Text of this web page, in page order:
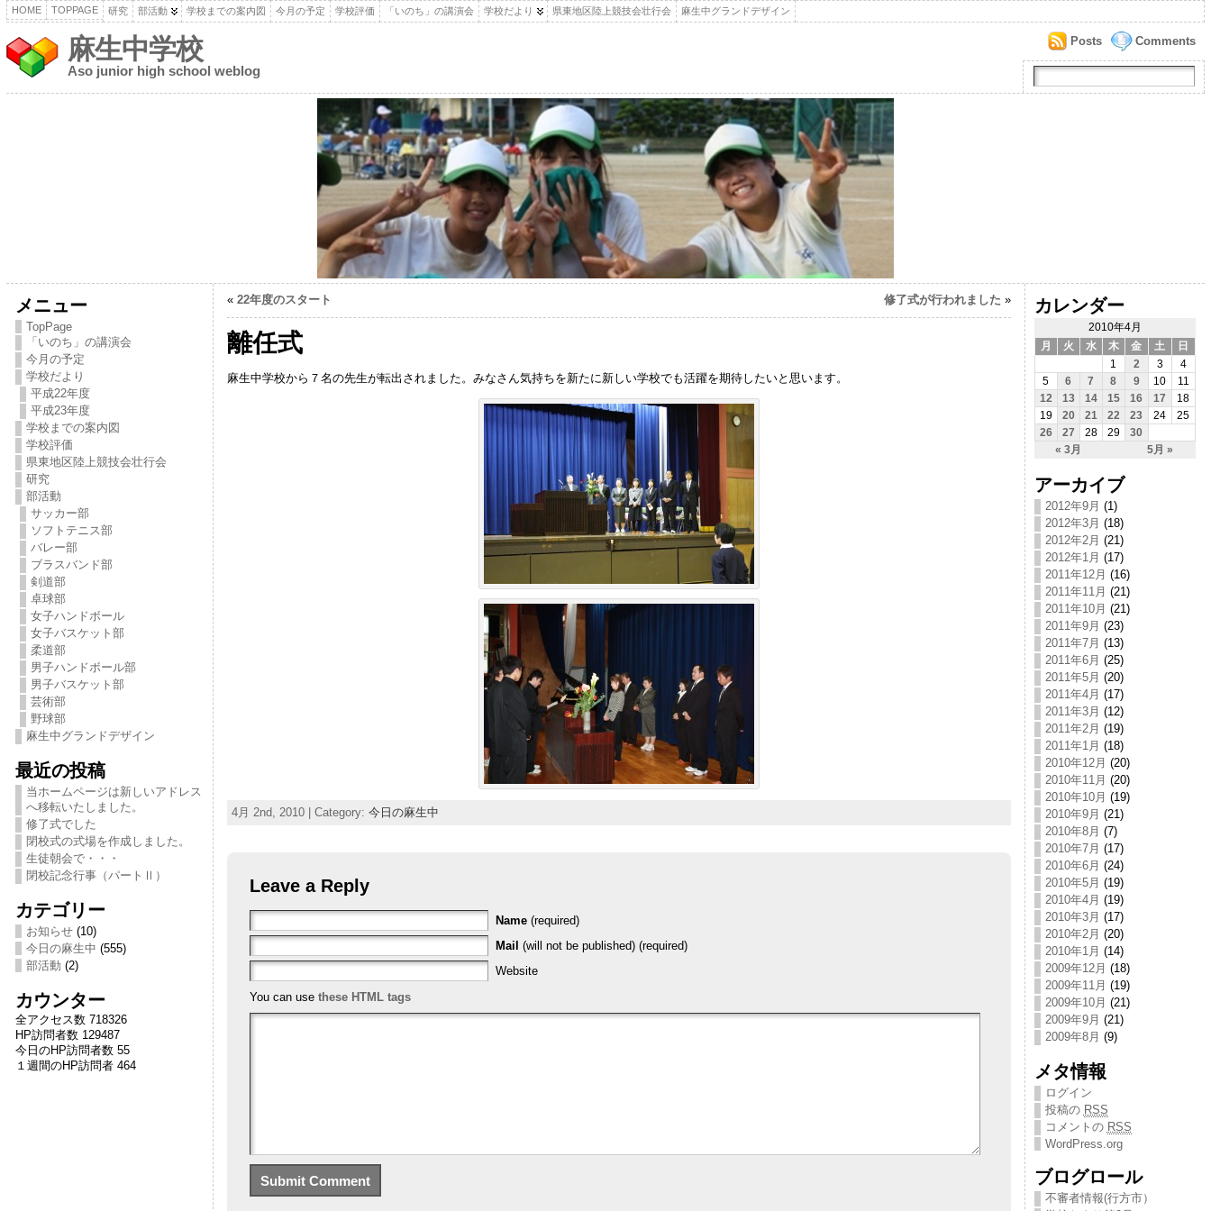
HOME TOPPAGE 研究 部活動 学校までの案内図 今月の予定 学校評価 「いのち」の講演会 学校だより 県東地区陸上競技会壮行会 麻生中グランドデザイン
麻生中学校
Aso junior high school weblog
Comments
Posts
メニュー
TopPage
「いのち」の講演会
今月の予定
学校だより
平成22年度
平成23年度
学校までの案内図
学校評価
県東地区陸上競技会壮行会
研究
部活動
サッカー部
ソフトテニス部
バレー部
ブラスバンド部
剣道部
卓球部
女子ハンドボール
女子バスケット部
柔道部
男子ハンドボール部
男子バスケット部
芸術部
野球部
麻生中グランドデザイン
最近の投稿
当ホームページは新しいアドレス
へ移転いたしました。
修了式でした
閉校式の式場を作成しました。
生徒朝会で・・・
閉校記念行事（パートⅡ）
カテゴリー
お知らせ(10)
今日の麻生中 (555)
部活動 (2)
カウンター
全アクセス数 718326
HP訪問者数 129487
今日のHP訪問者数 55
１週間のHP訪問者 464
« 22年度のスタート 修了式が行われました »
離任式
麻生中学校から７名の先生が転出されました。みなさん気持ちを新たに新しい学校でも活躍を期待したいと思います。
4月 2nd, 2010 | Category: 今日の麻生中
Leave a Reply
Name (required)
Mail (will not be published) (required)
Website
You can use these HTML tags
カレンダー
2010年4月
月
火 水 木 金 土 日
« 3月 5月 »
1 2 3
4
5
6 7 8 9 10
11
12
13 14 15 16 17
18
19
20 21 22 23 24
25
26
27 28 29 30
アーカイブ
2012年9月 (1)
2012年3月 (18)
2012年2月 (21)
2012年1月 (17)
2011年12月 (16)
2011年11月 (21)
2011年10月 (21)
2011年9月 (23)
2011年7月 (13)
2011年6月 (25)
2011年5月 (20)
2011年4月 (17)
2011年3月 (12)
2011年2月 (19)
2011年1月 (18)
2010年12月 (20)
2010年11月 (20)
2010年10月 (19)
2010年9月 (21)
2010年8月 (7)
2010年7月 (17)
2010年6月 (24)
2010年5月 (19)
2010年4月 (19)
2010年3月 (17)
2010年2月 (20)
2010年1月 (14)
2009年12月 (18)
2009年11月 (19)
2009年10月 (21)
2009年9月 (21)
2009年8月 (9)
メタ情報
ログイン
投稿の RSS
コメントの RSS
WordPress.org
ブログロール
不審者情報(行方市）